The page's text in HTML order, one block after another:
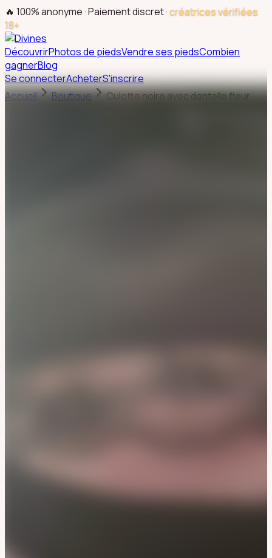
🔥 100% anonyme · Paiement discret ·créatrices vérifiées
18+
DécouvrirPhotos de piedsVendre ses piedsCombien
gagnerBlog
Se connecterAcheterS'inscrire
Accueil
Boutique Culotte noire avec dentelle fleur